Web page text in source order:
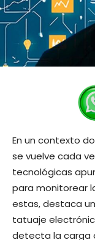
En un contexto
se vuelve cada
tecnológicas
para monitorear
estas, destaca
tatuaje
detecta la carga